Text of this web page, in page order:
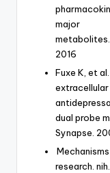
major
metabolites.
2016
Fuxe K, et
dual probe
Synapse.
research.